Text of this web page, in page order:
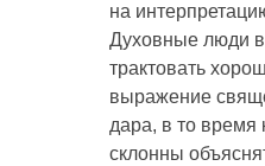
на
Духовные люди в
трактовать
выражение
дара, в то время
склонны